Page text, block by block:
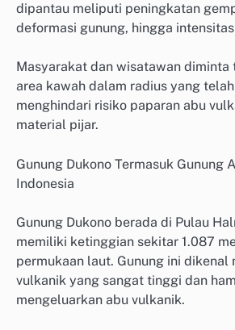
dipantau meliputi peningkatan
deformasi gunung, hingga
Masyarakat dan wisatawan diminta
area kawah dalam radius yang
menghindari risiko paparan abu
material pijar.
Gunung Dukono Termasuk Gunung
Indonesia
Gunung Dukono berada di Pulau
memiliki ketinggian sekitar 1.087
permukaan laut. Gunung ini
vulkanik yang sangat tinggi dan
mengeluarkan abu vulkanik.